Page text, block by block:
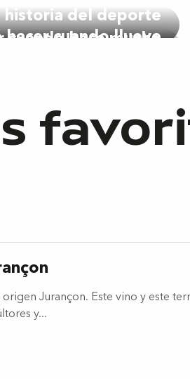
historia del deporte
hacer cuando llueve
cuando hace mucho
Jurançon. Este vino y este
y...